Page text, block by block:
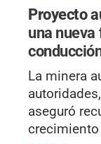
Proyecto
una nueva
La minera
aseguró